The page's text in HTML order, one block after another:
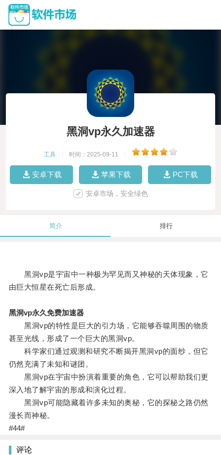
黑洞vp永久加速器
工具 时间：2025-09-11
安卓下载 苹果下载 PC下载
安卓市场，安全绿色
简介 排行
黑洞vp是宇宙中一种极为罕见而又神秘的天体现象，它
由巨大恒星在死亡后形成。
黑洞vp永久免费加速器
黑洞vp的特性是巨大的引力场，它能够吞噬周围的物质
甚至光线，形成了一个巨大的黑洞vp。
科学家们通过观测和研究不断揭开黑洞vp的面纱，但它
仍然充满了未知和谜团。
黑洞vp在宇宙中扮演着重要的角色，它可以帮助我们更
深入地了解宇宙的形成和演化过程。
黑洞vp可能隐藏着许多未知的奥秘，它的探秘之路仍然
漫长而神秘。
#44#
评论